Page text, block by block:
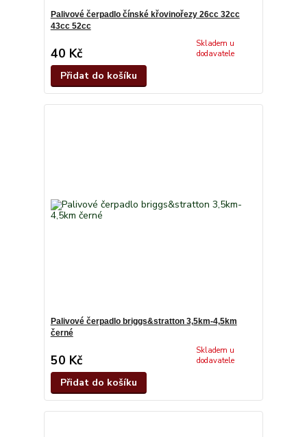
Palivové čerpadlo čínské křovinořezy 26cc 32cc
43cc 52cc
40 Kč
Skladem u
dodavatele
Přidat do košíku
Palivové čerpadlo briggs&stratton 3,5km-4,5km
černé
50 Kč
Skladem u
dodavatele
Přidat do košíku